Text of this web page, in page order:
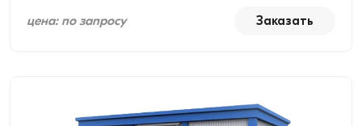
цена: по запросу Заказать